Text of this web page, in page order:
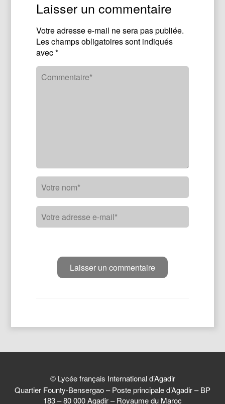
Laisser un commentaire
Votre adresse e-mail ne sera pas publiée.
Les champs obligatoires sont indiqués
avec*
© Lycée français International d’Agadir
Quartier Founty-Bensergao – Poste principale d’Agadir – BP
183 – 80 000 Agadir – Royaume du Maroc